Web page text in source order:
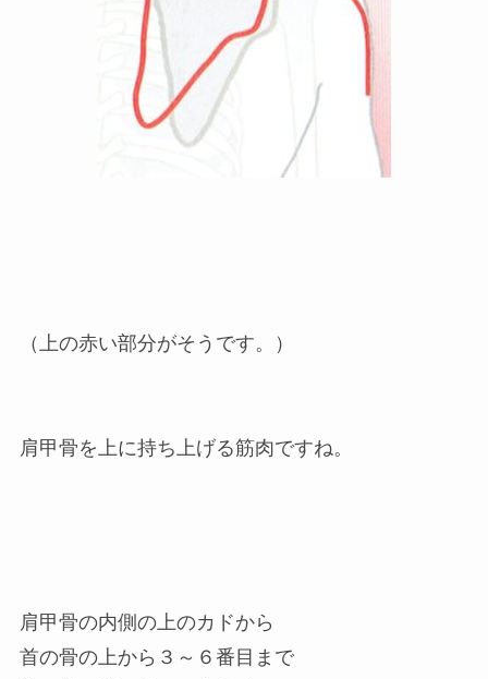
（上の赤い部分がそうです。）
肩甲骨を上に持ち上げる筋肉ですね。
肩甲骨の内側の上のカドから
首の骨の上から３～６番目まで